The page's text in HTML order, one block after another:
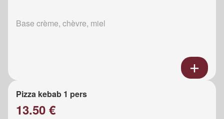
Base crème, chèvre, miel
Pizza kebab 1 pers
13.50 €